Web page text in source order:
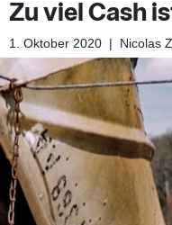
Zu viel Cash
1. Oktober 2020 | Nicolas